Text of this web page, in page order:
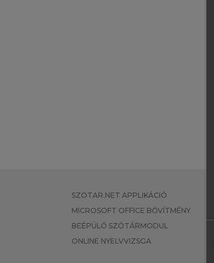
SZOTAR.NET APPLIKÁCIÓ
MICROSOFT OFFICE BŐVÍTMÉNY
BEÉPÜLŐ SZÓTÁRMODUL
ONLINE NYELVVIZSGA